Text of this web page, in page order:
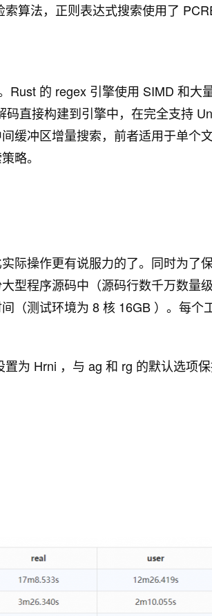
算法，正则表达式搜索使用了
Rust 的 regex 引擎使用 SIMD 和大
码直接构建到引擎中，在完全支持
缓冲区增量搜索，前者适用于单个
略。
际操作更有说服力的了。同时为了
型程序源码中（源码行数千万数量
（测试环境为 8 核 16GB ）。每个
为 Hrni ，与 ag 和 rg 的默认选项保